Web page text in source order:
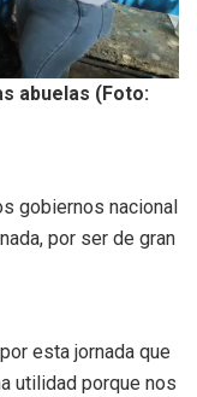
abuelas (Foto:
gobiernos nacional
por ser de gran
esta jornada que
utilidad porque nos